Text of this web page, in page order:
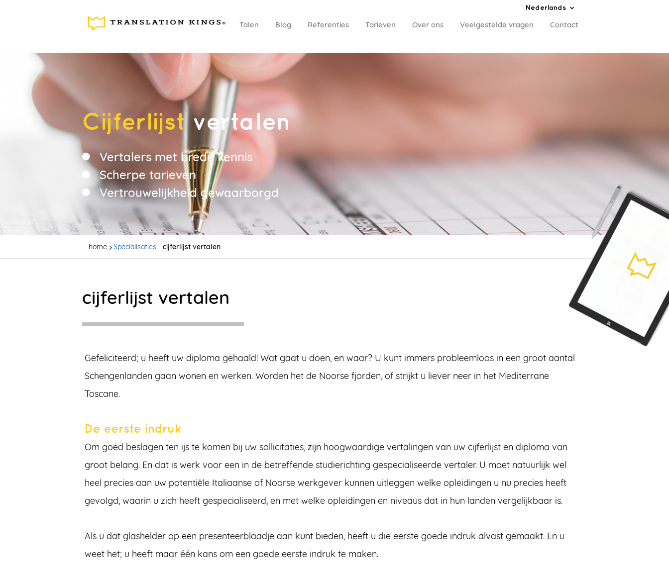
Nederlands
Vertaaldiensten Talen Blog Referenties Tarieven Over ons Veelgestelde vragen Contact
Cijferlijst vertalen
Vertalers met brede kennis
Scherpe tarieven
Vertrouwelijkheid gewaarborgd
home Specialisaties cijferlijst vertalen
cijferlijst vertalen
Gefeliciteerd; u heeft uw diploma gehaald! Wat gaat u doen, en waar? U kunt immers probleemloos in een groot aantal
Schengenlanden gaan wonen en werken. Worden het de Noorse fjorden, of strijkt u liever neer in het Mediterrane
Toscane.
De eerste indruk
Om goed beslagen ten ijs te komen bij uw sollicitaties, zijn hoogwaardige vertalingen van uw cijferlijst en diploma van
groot belang. En dat is werk voor een in de betreffende studierichting gespecialiseerde vertaler. U moet natuurlijk wel
heel precies aan uw potentiële Italiaanse of Noorse werkgever kunnen uitleggen welke opleidingen u nu precies heeft
gevolgd, waarin u zich heeft gespecialiseerd, en met welke opleidingen en niveaus dat in hun landen vergelijkbaar is.
Als u dat glashelder op een presenteerblaadje aan kunt bieden, heeft u die eerste goede indruk alvast gemaakt. En u
weet het; u heeft maar één kans om een goede eerste indruk te maken.